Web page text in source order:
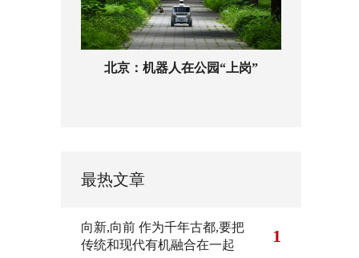
北京：机器人在公园“上岗”
最热文章
向新,向前 作为千年古都,要把
传统和现代有机融合在一起
1